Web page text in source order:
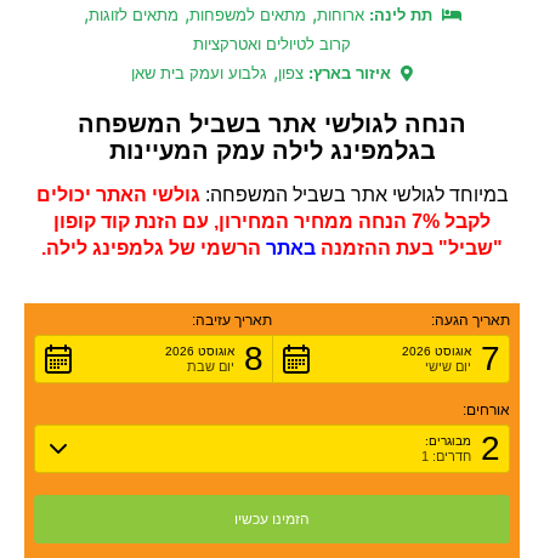
תת לינה:ארוחות, מתאים למשפחות, מתאים לזוגות,
קרוב לטיולים ואטרקציות
איזור בארץ: צפון, גלבוע ועמק בית שאן
הנחה לגולשי אתר בשביל המשפחה
בגלמפינג לילה עמק המעיינות
במיוחד לגולשי אתר בשביל המשפחה: גולשי האתר יכולים
לקבל 7% הנחה ממחיר המחירון, עם הזנת קוד קופון
"שביל" בעת ההזמנה באתר הרשמי של גלמפינג לילה.
תאריך הגעה:
7 אוגוסט 2026
יום שישי
תאריך עזיבה:
8 אוגוסט 2026
יום שבת
אורחים:
2 מבוגרים:
חדרים: 1